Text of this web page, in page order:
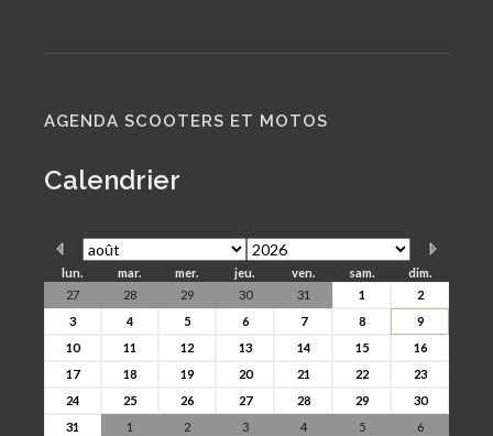
AGENDA SCOOTERS ET MOTOS
Calendrier
lun. mar. mer. jeu. ven. sam.
dim.
27
28 29 30 31 1
2
3
4 5 6 7 8
9
10
11 12 13 14 15
16
17
18 19 20 21 22
23
24
25 26 27 28 29
30
31
1 2 3 4 5 6